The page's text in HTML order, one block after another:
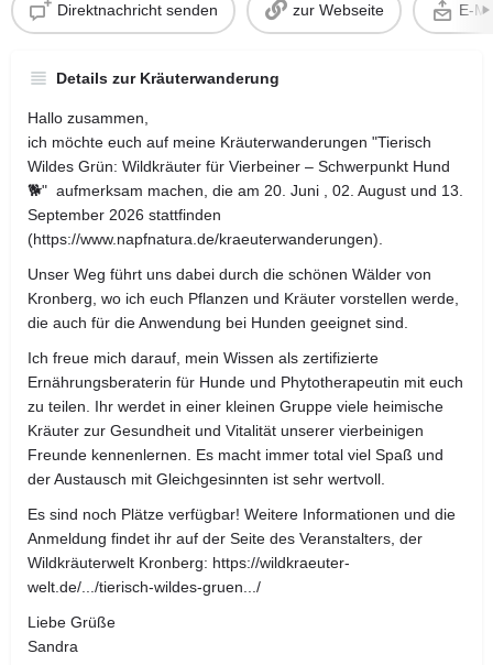
Direktnachricht senden zur Webseite E-
Details zur Kräuterwanderung
Hallo zusammen,
ich möchte euch auf meine Kräuterwanderungen "Tierisch
Wildes Grün: Wildkräuter für Vierbeiner – Schwerpunkt Hund
🐕" aufmerksam machen, die am 20. Juni , 02. August und 13.
September 2026 stattfinden
(https://www.napfnatura.de/kraeuterwanderungen).
Unser Weg führt uns dabei durch die schönen Wälder von
Kronberg, wo ich euch Pflanzen und Kräuter vorstellen werde,
die auch für die Anwendung bei Hunden geeignet sind.
Ich freue mich darauf, mein Wissen als zertifizierte
Ernährungsberaterin für Hunde und Phytotherapeutin mit euch
zu teilen. Ihr werdet in einer kleinen Gruppe viele heimische
Kräuter zur Gesundheit und Vitalität unserer vierbeinigen
Freunde kennenlernen. Es macht immer total viel Spaß und
der Austausch mit Gleichgesinnten ist sehr wertvoll.
Es sind noch Plätze verfügbar! Weitere Informationen und die
Anmeldung findet ihr auf der Seite des Veranstalters, der
Wildkräuterwelt Kronberg: https://wildkraeuter-
welt.de/.../tierisch-wildes-gruen.../
Liebe Grüße
Sandra